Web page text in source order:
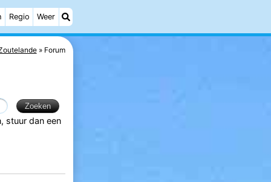
Regio Weer
Forum
stuur dan een